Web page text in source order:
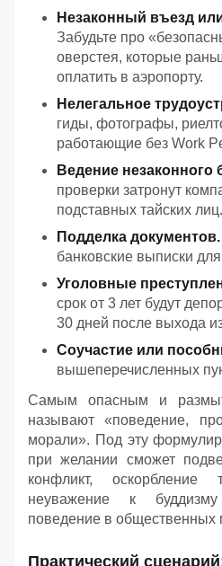
Незаконный въезд
Забудьте про
оверстея, которые
оплатить в аэропорту.
Нелегальное
гиды, фотографы,
работающие без Work
Ведение незаконного
проверки затронут
подставных тайских лиц.
Подделка документов.
банковские выписки
Уголовные
срок от 3 лет будут
30 дней после выхода
Соучастие или
вышеперечисленных
Самым опасным и
называют «поведение,
морали». Под эту
при желании сможет
конфликт, оскорбление
неуважение к
поведение в общественных
Практический